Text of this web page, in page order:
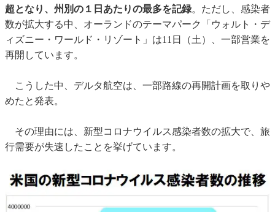
超となり、州別の１日あたりの最多を記録。ただし、感染者
数が拡大する中、オーランドのテーマパーク「ウォルト・デ
ィズニー・ワールド・リゾート」は11日（土）、一部営業を
再開しています。
こうした中、デルタ航空は、一部路線の再開計画を取りや
めたと発表。
その理由には、新型コロナウイルス感染者数の拡大で、旅
行需要が失速したことを挙げています。